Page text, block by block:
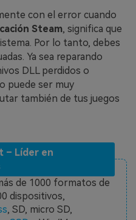
con el error cuando
Steam, significa que
Por lo tanto, debes
Ya sea reparando
DLL perdidos o
puede ser muy
también de tus juegos
– Líder en
de 1000 formatos de
dispositivos,
, SD, micro SD,